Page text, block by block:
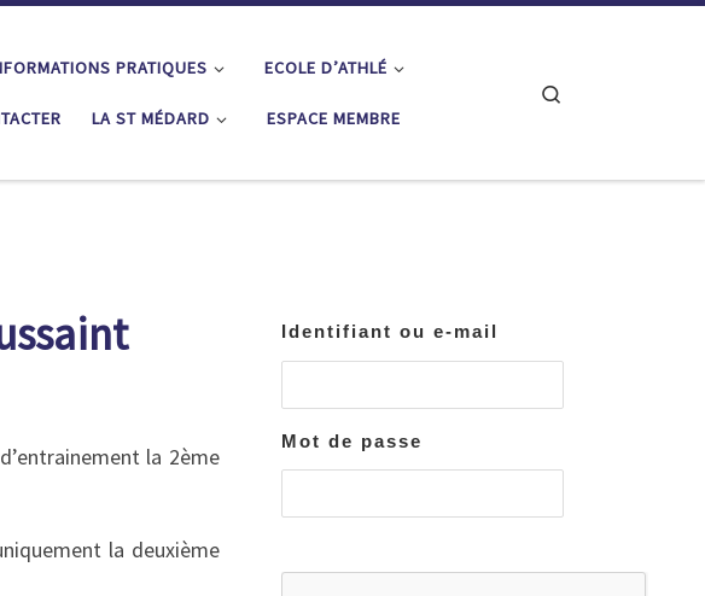
PRATIQUES ECOLE D’ATHLÉ
LA ST MÉDARD ESPACE MEMBRE
la 2ème
la deuxième
Identifiant ou e-mail
Mot de passe